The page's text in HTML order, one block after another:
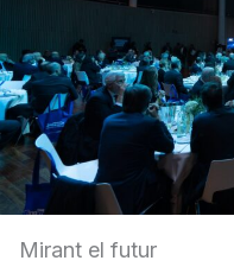
Mirant el futur